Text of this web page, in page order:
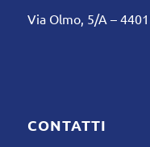
Via Olmo, 5/A –
CONTATTI